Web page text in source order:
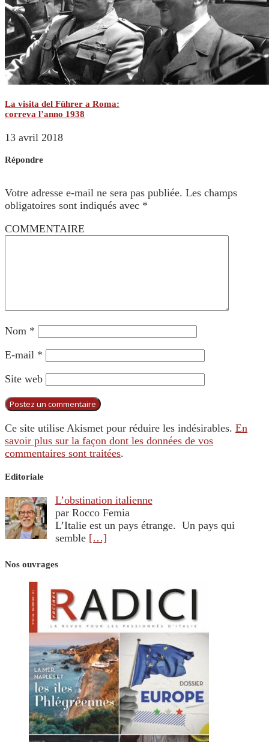
La visita del Führer a Roma:
correva l’anno 1938
13 avril 2018
Répondre
Votre adresse e-mail ne sera pas publiée. Les champs
obligatoires sont indiqués avec *
COMMENTAIRE
Nom *
E-mail *
Site web
Ce site utilise Akismet pour réduire les indésirables. En
savoir plus sur la façon dont les données de vos
commentaires sont traitées.
Editoriale
L’obstination italienne
par Rocco Femia
L’Italie est un pays étrange. Un pays qui
semble […]
Nos ouvrages